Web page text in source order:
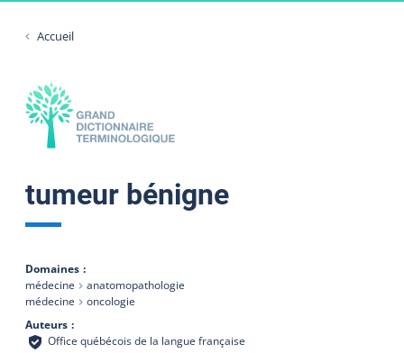
Accueil
tumeur bénigne
Domaines
médecine
anatomopathologie
médecine
oncologie
Auteurs
Office québécois de la langue française